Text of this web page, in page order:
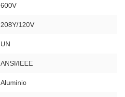
600V
208Y/120V
UN
ANSI/IEEE
Aluminio